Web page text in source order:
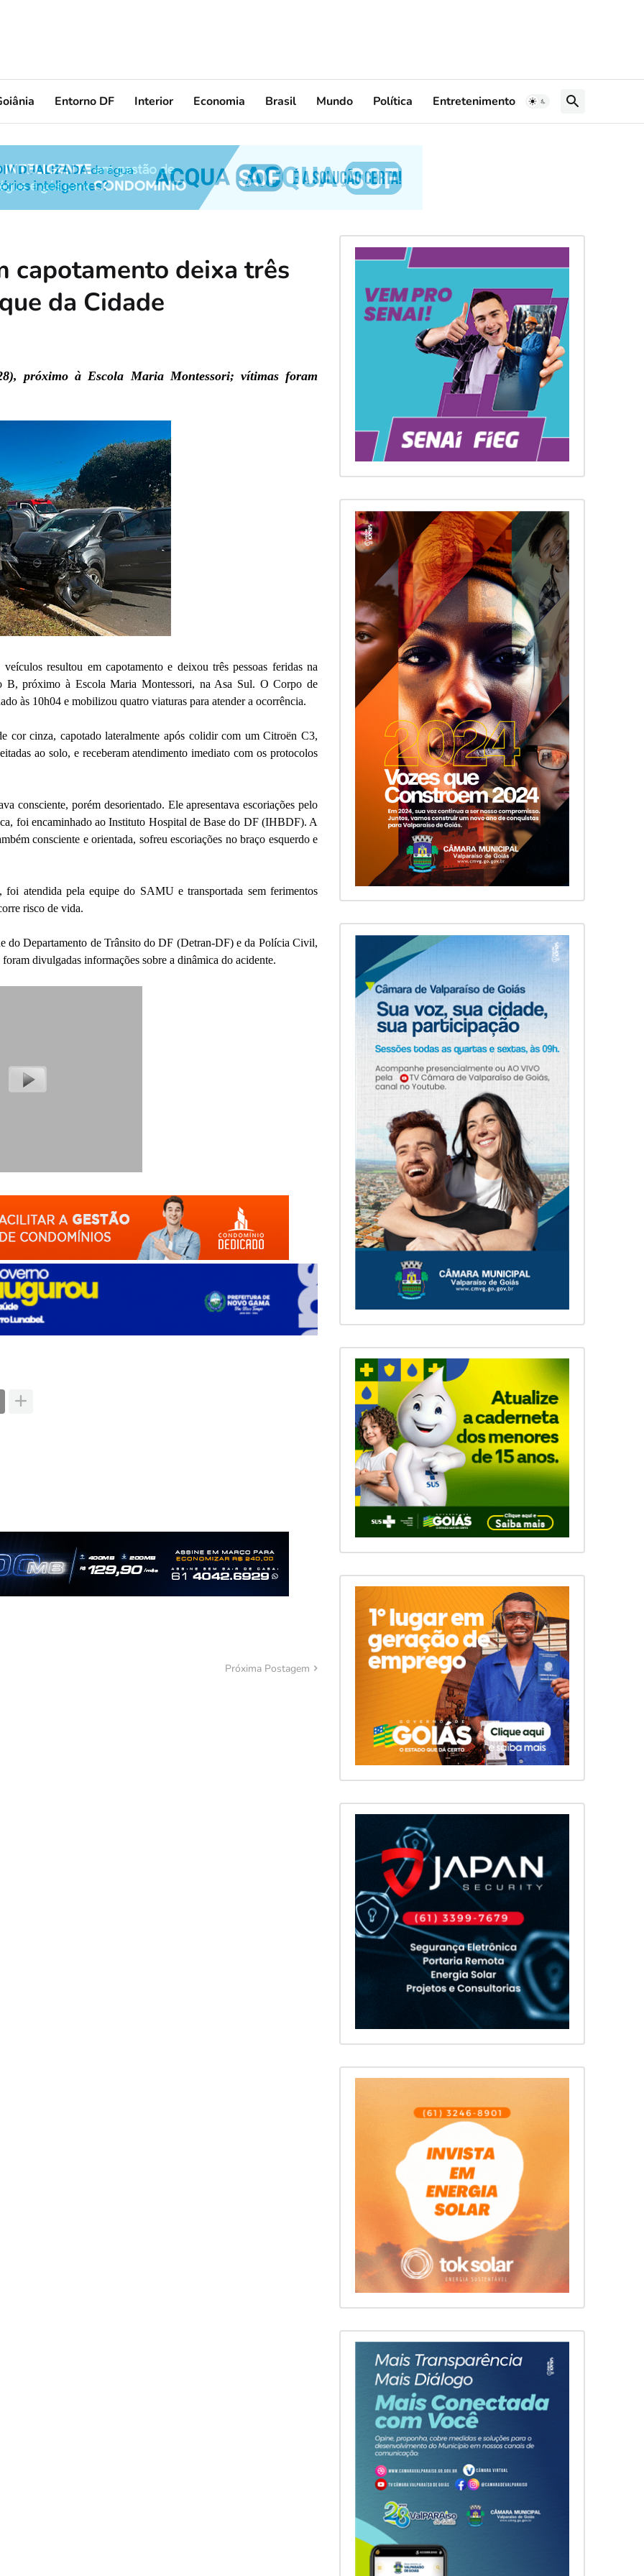
Entorno DF Interior Economia Brasil Mundo Política Entretenimento
capotamento deixa três
da Cidade
próximo à Escola Maria Montessori; vítimas foram
resultou em capotamento e deixou três pessoas feridas na
B, próximo à Escola Maria Montessori, na Asa Sul. O Corpo de
às 10h04 e mobilizou quatro viaturas para atender a ocorrência.
cor cinza, capotado lateralmente após colidir com um Citroën C3,
ao solo, e receberam atendimento imediato com os protocolos
consciente, porém desorientado. Ele apresentava escoriações pelo
foi encaminhado ao Instituto Hospital de Base do DF (IHBDF). A
consciente e orientada, sofreu escoriações no braço esquerdo e
atendida pela equipe do SAMU e transportada sem ferimentos
risco de vida.
do Departamento de Trânsito do DF (Detran-DF) e da Polícia Civil,
divulgadas informações sobre a dinâmica do acidente.
Próxima Postagem